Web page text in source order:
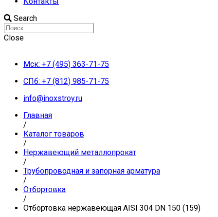
Search
Close
Мск: +7 (495) 363-71-75
СПб: +7 (812) 985-71-75
info@inoxstroy.ru
Главная
/
Каталог товаров
/
Нержавеющий металлопрокат
/
Трубопроводная и запорная арматура
/
Отбортовка
/
Отбортовка нержавеющая AISI 304 DN 150 (159)